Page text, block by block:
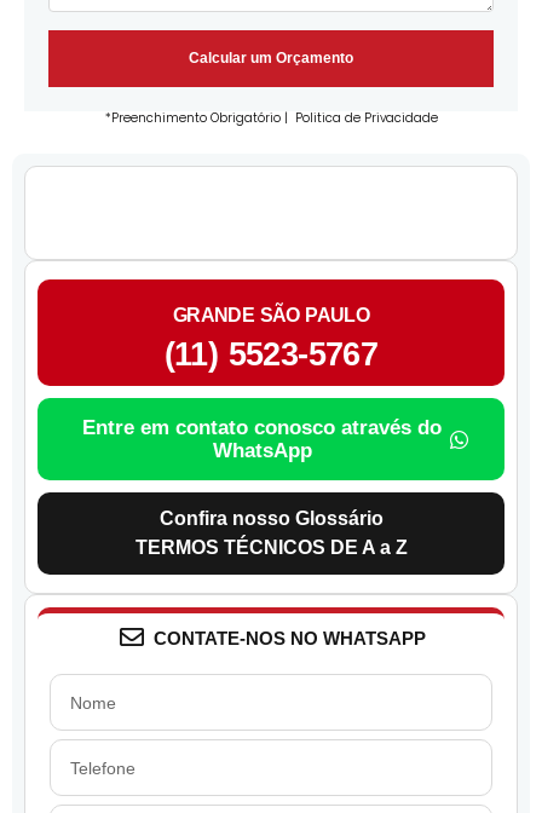
Calcular um Orçamento
*Preenchimento Obrigatório | Politica de Privacidade
GRANDE SÃO PAULO
(11) 5523-5767
Entre em contato conosco através do
WhatsApp
Confira nosso Glossário
TERMOS TÉCNICOS DE A a Z
CONTATE-NOS NO WHATSAPP